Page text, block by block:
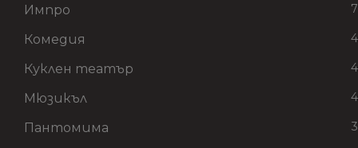
Импро 7
Комедия 4
Куклен театър 4
Мюзикъл 4
Пантомима 3